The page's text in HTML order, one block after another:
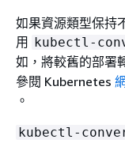
如果資源類型保持
用 kubectl-
如，將較舊的部署
參閱 Kubernetes
。
kubectl-